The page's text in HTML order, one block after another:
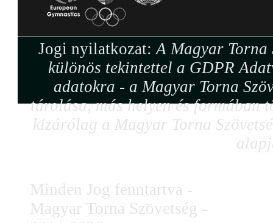
Jogi nyilatkozat:A Magyar Torna
különös tekintettel a GDPR
adatokra - a Magyar Torna
tárolása, más helyen és formában
kizárólag a Magyar Torna
Minden Jog fenntartva -
Magyar Torna Szövetség -